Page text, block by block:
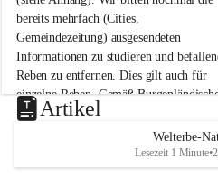
n
a
m
N
e
u
s
d
bereits mehrfach (Cities,
Gemeindezeitung) ausgesendeten
Informationen zu studieren und
Reben zu entfernen. Dies gilt auch für
einzelne Reben. Gemäß
Weinbaugesetz sind nicht gepflegte oder
unzulässige Weingärten zu roden! Bitte
helfen wir zusammen um unsere
vor den prognostizierten Ernteausfällen
Artikel
Welterbe-
Lesezeit 1 Minute•